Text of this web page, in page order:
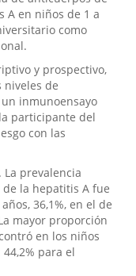
A en niños de 1 a
como
y prospectivo,
niveles de
inmunoensayo
participante del
con las
La prevalencia
la hepatitis A fue
36,1%, en el de
mayor proporción
en los niños
para el